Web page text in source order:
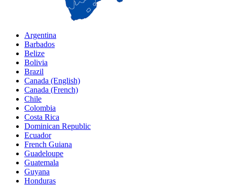
Argentina
Barbados
Belize
Bolivia
Brazil
Canada (English)
Canada (French)
Chile
Colombia
Costa Rica
Dominican Republic
Ecuador
French Guiana
Guadeloupe
Guatemala
Guyana
Honduras